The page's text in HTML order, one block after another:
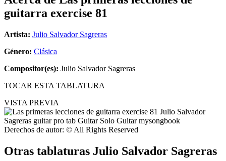
guitarra exercise 81
Artista: Julio Salvador Sagreras
Género: Clásica
Compositor(es): Julio Salvador Sagreras
TOCAR ESTA TABLATURA
VISTA PREVIA
Derechos de autor: © All Rights Reserved
Otras tablaturas Julio Salvador Sagreras